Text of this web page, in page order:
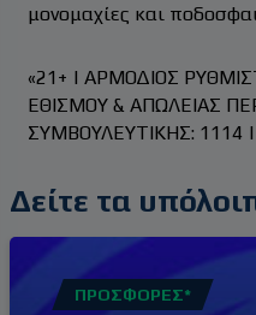
μονομαχίες και
«21+ | ΑΡΜΟΔΙΟΣ
ΕΘΙΣΜΟΥ & ΑΠΩΛΕΙΑΣ
ΣΥΜΒΟΥΛΕΥΤΙΚΗΣ: 1114
Δείτε τα
ΠΡΟΣΦΟΡΈΣ*